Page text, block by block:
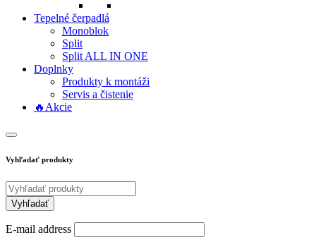
Tepelné čerpadlá
Monoblok
Split
Split ALL IN ONE
Doplnky
Produkty k montáži
Servis a čistenie
🔥Akcie
Vyhľadať produkty
E-mail address